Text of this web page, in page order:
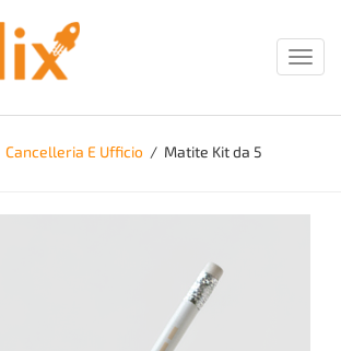
Cancelleria E Ufficio / Matite Kit da 5